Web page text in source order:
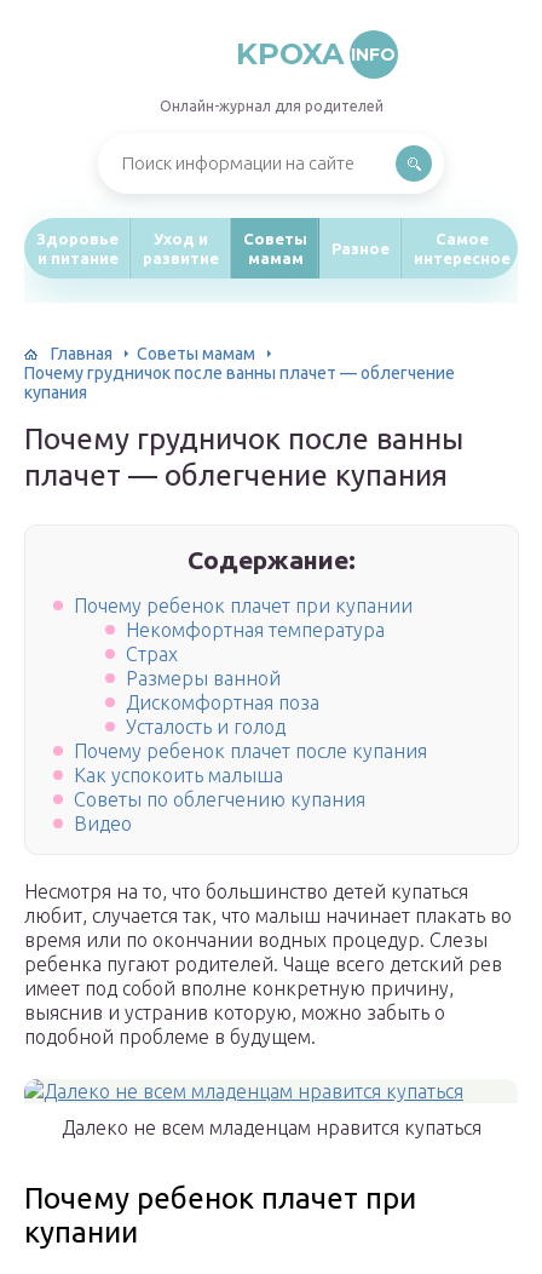
KPOXA INFO
Онлайн-журнал для родителей
Здоровье
и питание
Уход и
развитие
Советы
мамам
Разное
Самое
интересное
Главная
Советы мамам
Почему грудничок после ванны плачет — облегчение
купания
Почему грудничок после ванны
плачет — облегчение купания
Содержание:
Почему ребенок плачет при купании
Некомфортная температура
Страх
Размеры ванной
Дискомфортная поза
Усталость и голод
Почему ребенок плачет после купания
Как успокоить малыша
Советы по облегчению купания
Видео
Несмотря на то, что большинство детей купаться
любит, случается так, что малыш начинает плакать во
время или по окончании водных процедур. Слезы
ребенка пугают родителей. Чаще всего детский рев
имеет под собой вполне конкретную причину,
выяснив и устранив которую, можно забыть о
подобной проблеме в будущем.
Далеко не всем младенцам нравится купаться
Почему ребенок плачет при
купании